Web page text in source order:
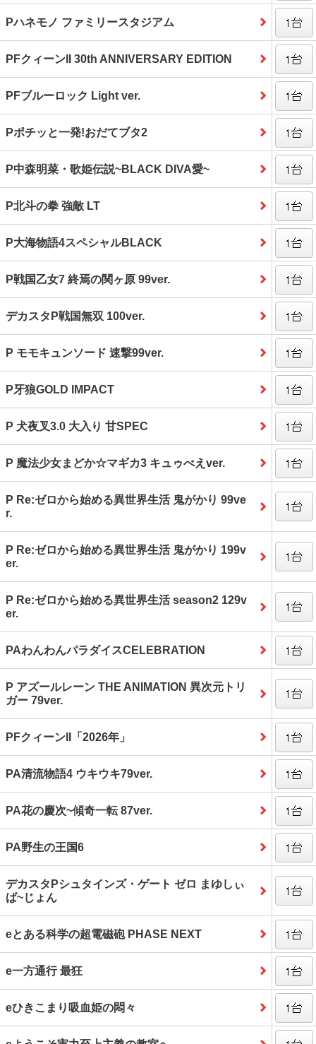
Pハネモノ ファミリースタジアム
PFクィーンII 30th ANNIVERSARY EDITION
PFブルーロック Light ver.
Pポチッと一発!おだてブタ2
P中森明菜・歌姫伝説~BLACK DIVA愛~
P北斗の拳 強敵 LT
P大海物語4スペシャルBLACK
P戦国乙女7 終焉の関ヶ原 99ver.
デカスタP戦国無双 100ver.
P モモキュンソード 速撃99ver.
P牙狼GOLD IMPACT
P 犬夜叉3.0 大入り 甘SPEC
P 魔法少女まどか☆マギカ3 キュゥべえver.
P Re:ゼロから始める異世界生活 鬼がかり 99ve
r.
P Re:ゼロから始める異世界生活 鬼がかり 199v
er.
P Re:ゼロから始める異世界生活 season2 129v
er.
PAわんわんパラダイスCELEBRATION
P アズールレーン THE ANIMATION 異次元トリ
ガー 79ver.
PFクィーンII「2026年」
PA清流物語4 ウキウキ79ver.
PA花の慶次~傾奇一転 87ver.
PA野生の王国6
デカスタPシュタインズ・ゲート ゼロ まゆしぃ
ば~じょん
eとある科学の超電磁砲 PHASE NEXT
e一方通行 最狂
eひきこまり吸血姫の悶々